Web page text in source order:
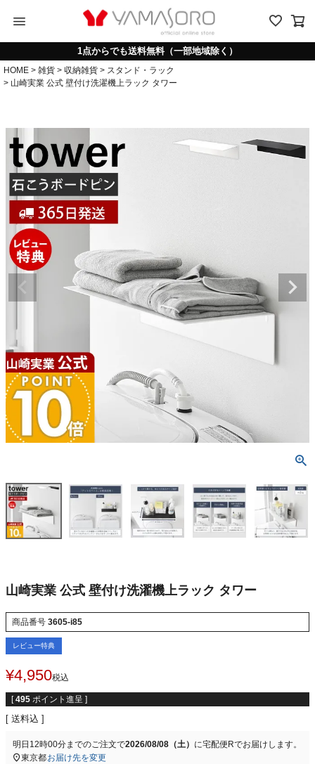
menu
1点からでも送料無料（一部地域除く）
HOME 雑貨 収納雑貨
スタンド・ラック
山崎実業 公式 壁付け洗濯機上ラック タワー
山崎実業 公式 壁付け洗濯機上ラック タワー
商品番号 3605-i85
レビュー特典
¥4,950税込
[ 495 ポイント進呈 ]
送料込
明日 12時00分までのご注文で2026/08/08（土） に宅配便Rでお届けします。
東京都お届け先を変更